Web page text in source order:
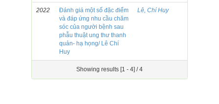
2022
Đánh giá một số đặc điểm
và đáp ứng nhu cầu chăm
sóc của người bệnh sau
phẫu thuật ung thư thanh
quản- hạ họng/ Lê Chí
Huy
Lê, Chí Huy
Showing results [1 - 4] / 4